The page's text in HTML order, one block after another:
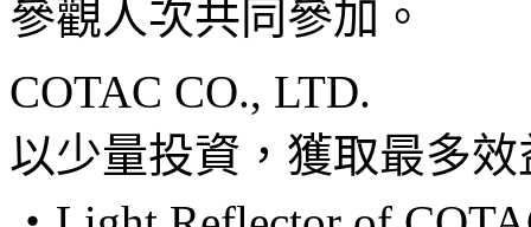
參觀人次共同參加。
COTAC CO., LTD.
以少量投資，獲取最多效